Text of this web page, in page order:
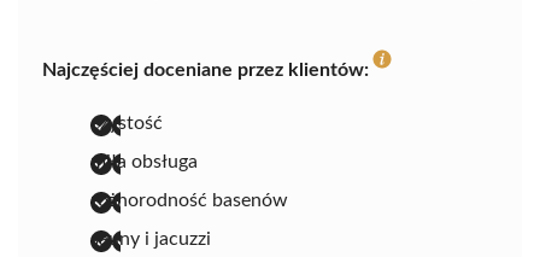
Najczęściej doceniane przez klientów:
czystość
miła obsługa
różnorodność basenów
sauny i jacuzzi